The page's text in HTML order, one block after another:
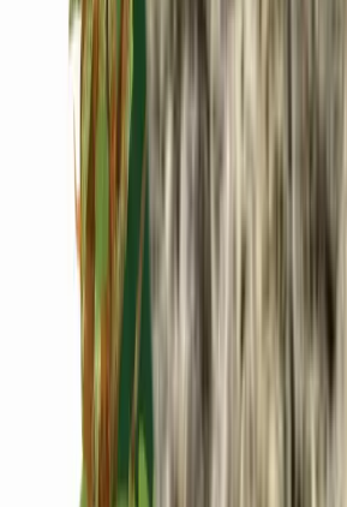
Cannabis Extrakte